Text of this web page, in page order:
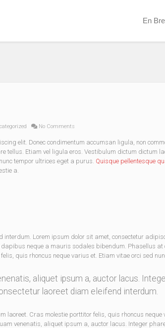
En
No Comments
elit. Donec condimentum accumsan ligula, non
tellus. Etiam vel ligula eros. Vestibulum dictum dictum
tempor ultrices eget a purus. Quisque pellentesque
a.
interdum. Lorem ipsum dolor sit amet, consectetur
neque a mauris sodales bibendum. Phasellus
quis rhoncus neque varius et. Etiam vitae orci sed
aliquet ipsum a, auctor lacus.
laoreet diam eleifend interdum.
laoreet. Cras molestie porttitor felis, quis rhoncus neque
venenatis, aliquet ipsum a, auctor lacus. Integer